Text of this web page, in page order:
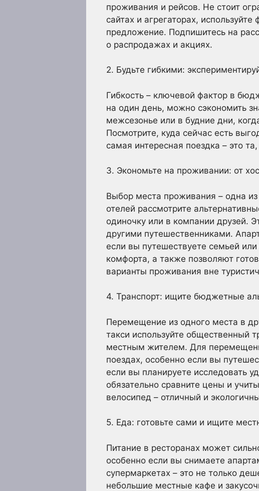
проживания и рейсов. Не стоит
сайтах и агрегаторах,
предложение. Подпишитесь на
о распродажах и акциях.
2. Будьте гибкими:
Гибкость – ключевой фактор в
на один день, можно сэкономить
межсезонье или в будние дни,
Посмотрите, куда сейчас есть
самая интересная поездка – это
3. Экономьте на проживании: от
Выбор места проживания – одна
отелей рассмотрите
одиночку или в компании друзей.
другими путешественниками.
если вы путешествуете семьей
комфорта, а также позволяют
варианты проживания вне
4. Транспорт: ищите бюджетные
Перемещение из одного места в
такси используйте общественный
местным жителем. Для
поездах, особенно если вы
если вы планируете исследовать
обязательно сравните цены и
велосипед – отличный и
5. Еда: готовьте сами и ищите
Питание в ресторанах может
особенно если вы снимаете
супермаркетах – это не только
небольшие местные кафе и